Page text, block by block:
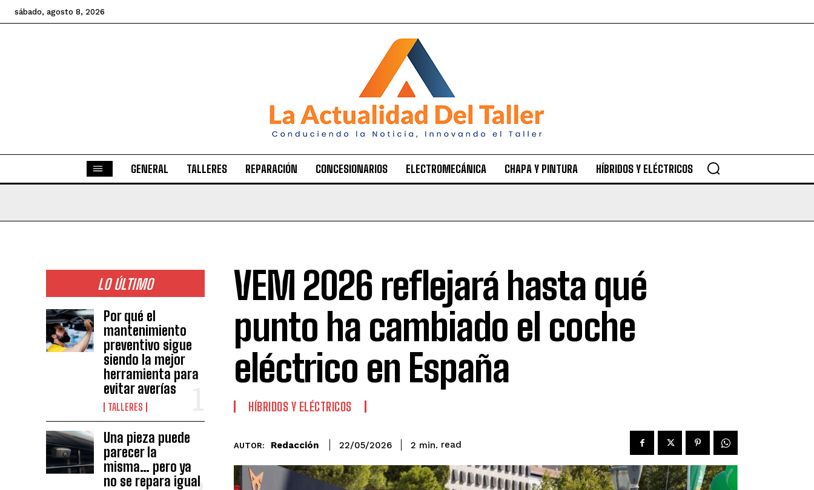
sábado, agosto 8, 2026
GENERAL TALLERES REPARACIÓN CONCESIONARIOS ELECTROMECÁNICA CHAPA Y PINTURA HÍBRIDOS Y ELÉCTRICOS
LO ÚLTIMO
Por qué el
mantenimiento
preventivo sigue
siendo la mejor
herramienta para
evitar averías
TALLERES
Una pieza puede
parecer la
misma… pero ya
no se repara igual
VEM 2026 reflejará hasta qué
punto ha cambiado el coche
eléctrico en España
HÍBRIDOS Y ELÉCTRICOS
AUTOR: Redacción 22/05/2026 2 min. read